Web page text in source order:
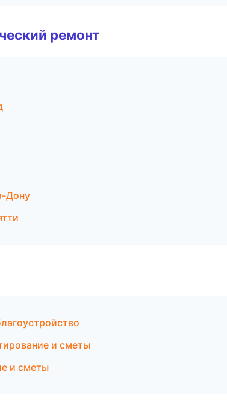
ремонт
Дону
и сметы
и сметы